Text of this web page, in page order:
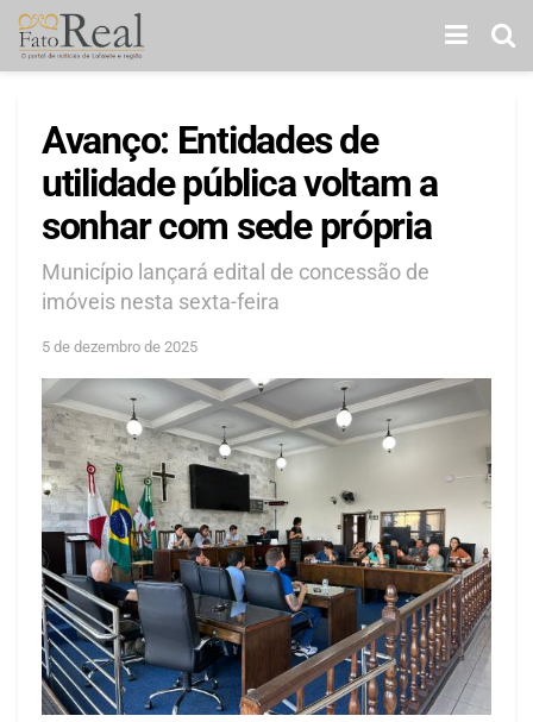
Avanço: Entidades de
utilidade pública voltam a
sonhar com sede própria
Município lançará edital de concessão de
imóveis nesta sexta-feira
5 de dezembro de 2025